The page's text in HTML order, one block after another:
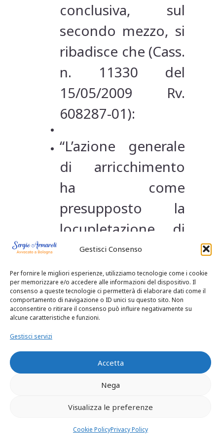
Gestisci Consenso
Per fornire le migliori esperienze, utilizziamo tecnologie come i cookie
per memorizzare e/o accedere alle informazioni del dispositivo. Il
consenso a queste tecnologie ci permetterà di elaborare dati come il
comportamento di navigazione o ID unici su questo sito. Non
acconsentire o ritirare il consenso può influire negativamente su
alcune caratteristiche e funzioni.
Gestisci servizi
Accetta
Nega
Visualizza le preferenze
Cookie PolicyPrivacy Policy
conclusiva, sul
secondo mezzo, si
ribadisce che (Cass.
n. 11330 del
15/05/2009 Rv.
608287-01):
“L’azione generale
di arricchimento
ha come
presupposto la
locupletazione di
un soggetto a
danno dell’altro
che sia avvenuta
senza giusta causa,
invocare la
mancanza o
l’ingiustizia della
causa qualora
l’arricchimento sia